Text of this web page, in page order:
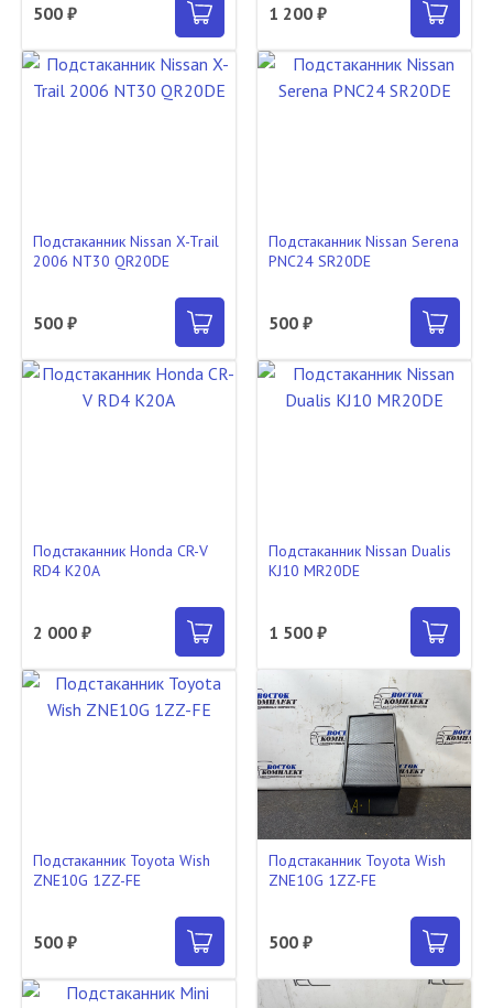
500 ₽ 1 200 ₽
Подстаканник Nissan X-Trail
2006 NT30 QR20DE
500 ₽
Подстаканник Nissan Serena
PNC24 SR20DE
500 ₽
Подстаканник Honda CR-V
RD4 K20A
2 000 ₽
Подстаканник Nissan Dualis
KJ10 MR20DE
1 500 ₽
Подстаканник Toyota Wish
ZNE10G 1ZZ-FE
500 ₽
Подстаканник Toyota Wish
ZNE10G 1ZZ-FE
500 ₽